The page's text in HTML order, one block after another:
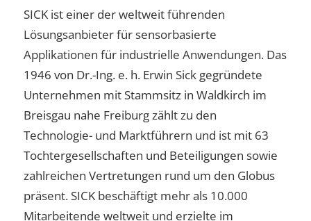
SICK ist einer der weltweit führenden
Lösungsanbieter für sensorbasierte
Applikationen für industrielle Anwendungen. Das
1946 von Dr.-Ing. e. h. Erwin Sick gegründete
Unternehmen mit Stammsitz in Waldkirch im
Breisgau nahe Freiburg zählt zu den
Technologie- und Marktführern und ist mit 63
Tochtergesellschaften und Beteiligungen sowie
zahlreichen Vertretungen rund um den Globus
präsent. SICK beschäftigt mehr als 10.000
Mitarbeitende weltweit und erzielte im